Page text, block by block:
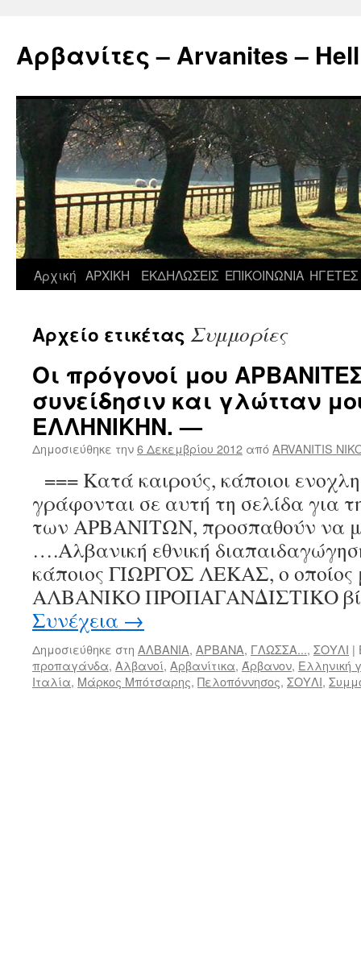
περιεχόμενο
Αρβανίτες – Arvanites –
Αρχική ΑΡΧΙΚΗ ΕΚΔΗΛΩΣΕΙΣ ΕΠΙΚΟΙΝΩΝΙΑ ΗΓΕΤΕΣ
Αρχείο ετικέτας Συμμορίες
Οι πρόγονοί μου
συνείδησιν και γλώτταν
ΕΛΛΗΝΙΚΗΝ. —
Δημοσιεύθηκε την6 Δεκεμβρίου 2012 απόARVANITIS
=== Κατά καιρούς, κάποιοι
γράφονται σε αυτή τη σελίδα
των ΑΡΒΑΝΙΤΩΝ, προσπαθούν να
….Αλβανική εθνική
κάποιος ΓΙΩΡΓΟΣ ΛΕΚΑΣ, ο οποίος
ΑΛΒΑΝΙΚΟ ΠΡΟΠΑΓΑΝΔΙΣΤΙΚΟ
Συνέχεια →
Δημοσιεύθηκε στη ΑΛΒΑΝΙΑ, ΑΡΒΑΝΑ, ΓΛΩΣΣΑ..., ΣΟΥΛΙ |
προπαγάνδα, Αλβανοί, Αρβανίτικα, Άρβανον, Ελληνική
Ιταλία, Μάρκος Μπότσαρης, Πελοπόννησος, ΣΟΥΛΙ,